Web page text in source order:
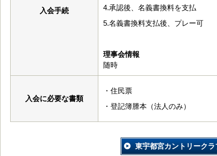
入会手続
4.承認後、名義書換料を支払
5.名義書換料支払後、プレー可
理事会情報
随時
入会に必要な書類
・住民票
・登記簿謄本（法人のみ）
東宇都宮カントリーク